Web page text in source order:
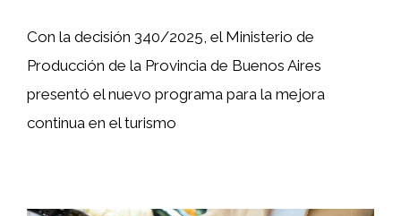
Con la decisión 340/2025, el Ministerio de
Producción de la Provincia de Buenos Aires
presentó el nuevo programa para la mejora
continua en el turismo